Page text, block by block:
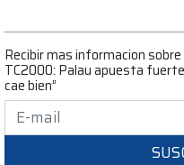
Recibir mas informacion sobre
TC2000: Palau apuesta
cae bien”